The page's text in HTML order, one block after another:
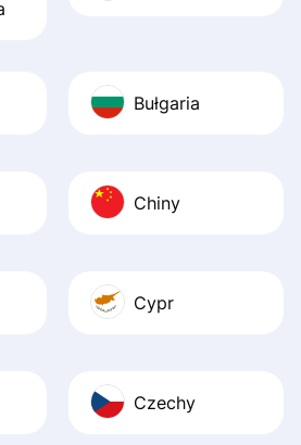
Bułgaria
Chiny
Cypr
Czechy